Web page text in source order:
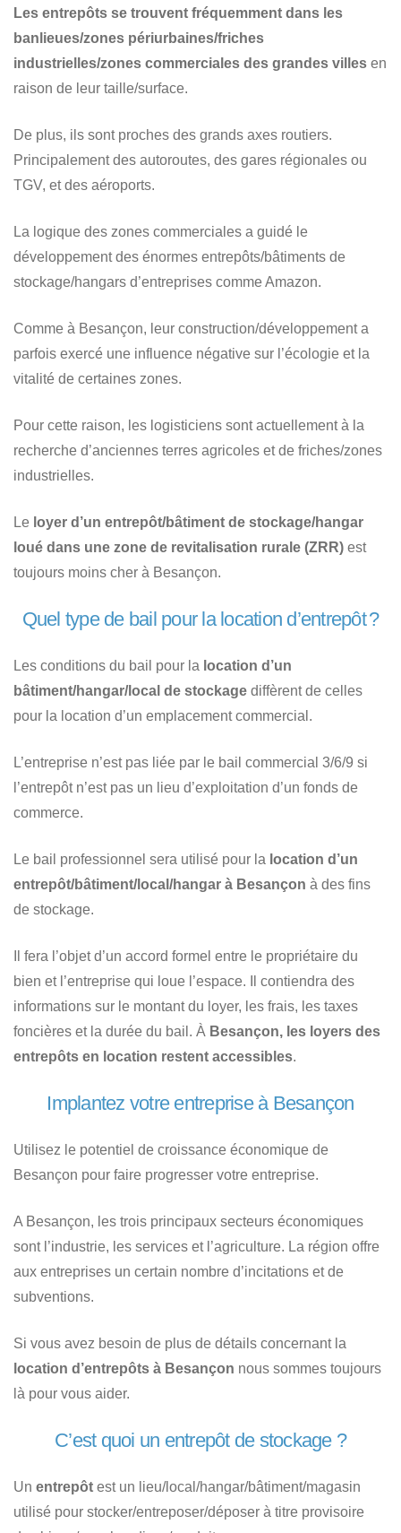
Les entrepôts se trouvent fréquemment dans les
banlieues/zones périurbaines/friches
industrielles/zones commerciales des grandes villes en
raison de leur taille/surface.
De plus, ils sont proches des grands axes routiers.
Principalement des autoroutes, des gares régionales ou
TGV, et des aéroports.
La logique des zones commerciales a guidé le
développement des énormes entrepôts/bâtiments de
stockage/hangars d’entreprises comme Amazon.
Comme à Besançon, leur construction/développement a
parfois exercé une influence négative sur l’écologie et la
vitalité de certaines zones.
Pour cette raison, les logisticiens sont actuellement à la
recherche d’anciennes terres agricoles et de friches/zones
industrielles.
Le loyer d’un entrepôt/bâtiment de stockage/hangar
loué dans une zone de revitalisation rurale (ZRR) est
toujours moins cher à Besançon.
Quel type de bail pour la location d’entrepôt ?
Les conditions du bail pour la location d’un
bâtiment/hangar/local de stockage diffèrent de celles
pour la location d’un emplacement commercial.
L’entreprise n’est pas liée par le bail commercial 3/6/9 si
l’entrepôt n’est pas un lieu d’exploitation d’un fonds de
commerce.
Le bail professionnel sera utilisé pour la location d’un
entrepôt/bâtiment/local/hangar à Besançon à des fins
de stockage.
Il fera l’objet d’un accord formel entre le propriétaire du
bien et l’entreprise qui loue l’espace. Il contiendra des
informations sur le montant du loyer, les frais, les taxes
foncières et la durée du bail. À Besançon, les loyers des
entrepôts en location restent accessibles.
Implantez votre entreprise à Besançon
Utilisez le potentiel de croissance économique de
Besançon pour faire progresser votre entreprise.
A Besançon, les trois principaux secteurs économiques
sont l’industrie, les services et l’agriculture. La région offre
aux entreprises un certain nombre d’incitations et de
subventions.
Si vous avez besoin de plus de détails concernant la
location d’entrepôts à Besançon nous sommes toujours
là pour vous aider.
C’est quoi un entrepôt de stockage ?
Un entrepôt est un lieu/local/hangar/bâtiment/magasin
utilisé pour stocker/entreposer/déposer à titre provisoire